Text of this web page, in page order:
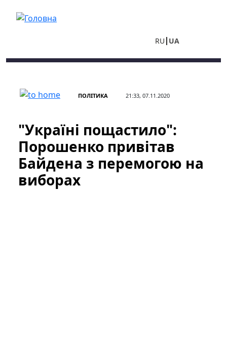
RU UA
ПОЛІТИКА 21:33, 07.11.2020
"Україні пощастило":
Порошенко привітав
Байдена з перемогою на
виборах